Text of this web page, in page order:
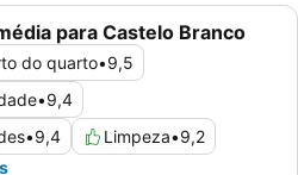
para Castelo Branco
do quarto•9,5
•9,4
•9,4 Limpeza•9,2